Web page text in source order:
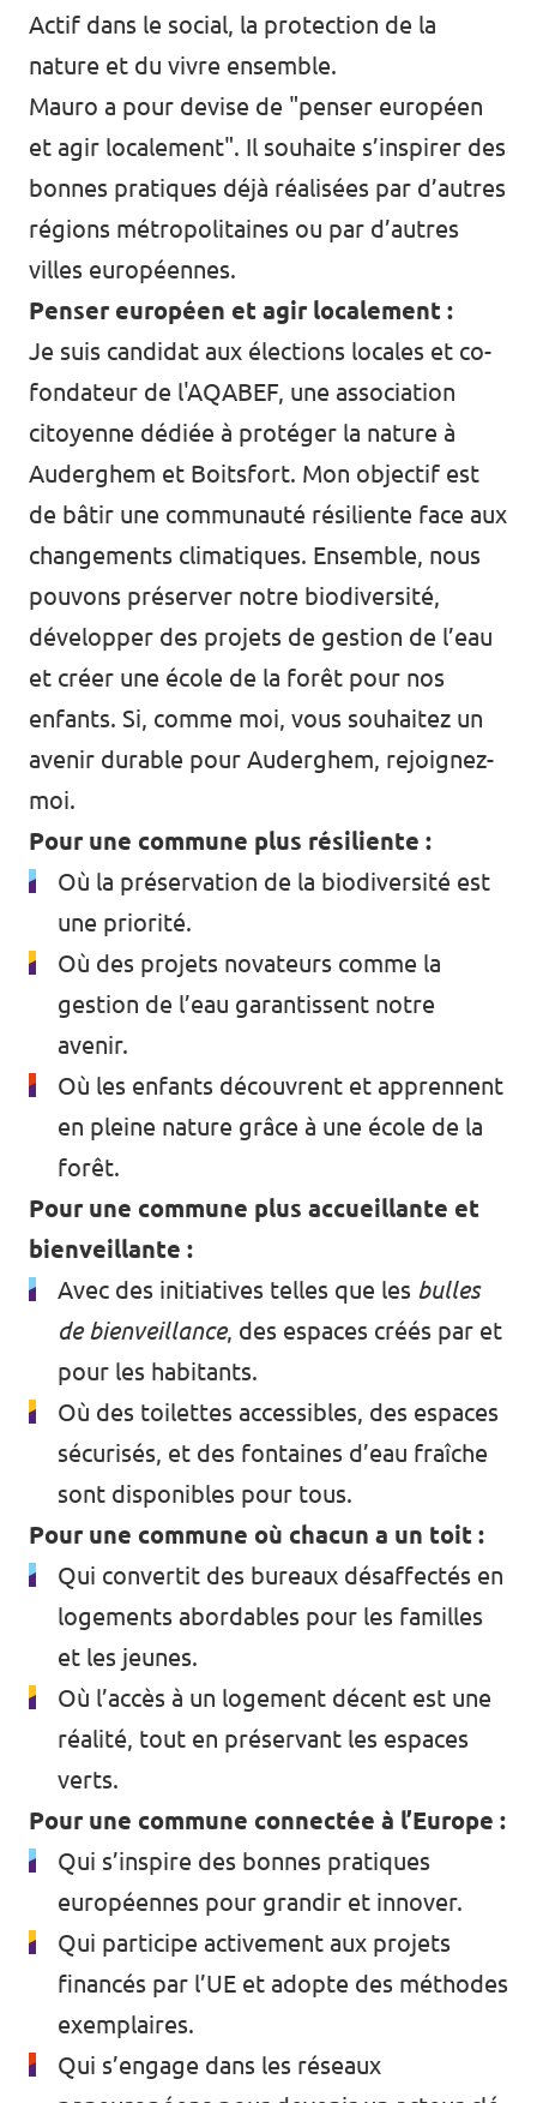
Actif dans le social, la protection de la
nature et du vivre ensemble.
Mauro a pour devise de "penser européen
et agir localement". Il souhaite s’inspirer des
bonnes pratiques déjà réalisées par d’autres
régions métropolitaines ou par d’autres
villes européennes.
Penser européen et agir localement :
Je suis candidat aux élections locales et co-
fondateur de l'AQABEF, une association
citoyenne dédiée à protéger la nature à
Auderghem et Boitsfort. Mon objectif est
de bâtir une communauté résiliente face aux
changements climatiques. Ensemble, nous
pouvons préserver notre biodiversité,
développer des projets de gestion de l’eau
et créer une école de la forêt pour nos
enfants. Si, comme moi, vous souhaitez un
avenir durable pour Auderghem, rejoignez-
moi.
Pour une commune plus résiliente :
Où la préservation de la biodiversité est
une priorité.
Où des projets novateurs comme la
gestion de l’eau garantissent notre
avenir.
Où les enfants découvrent et apprennent
en pleine nature grâce à une école de la
forêt.
Pour une commune plus accueillante et
bienveillante :
Avec des initiatives telles que les bulles
de bienveillance, des espaces créés par et
pour les habitants.
Où des toilettes accessibles, des espaces
sécurisés, et des fontaines d’eau fraîche
sont disponibles pour tous.
Pour une commune où chacun a un toit :
Qui convertit des bureaux désaffectés en
logements abordables pour les familles
et les jeunes.
Où l’accès à un logement décent est une
réalité, tout en préservant les espaces
verts.
Pour une commune connectée à l’Europe :
Qui s’inspire des bonnes pratiques
européennes pour grandir et innover.
Qui participe activement aux projets
financés par l’UE et adopte des méthodes
exemplaires.
Qui s’engage dans les réseaux